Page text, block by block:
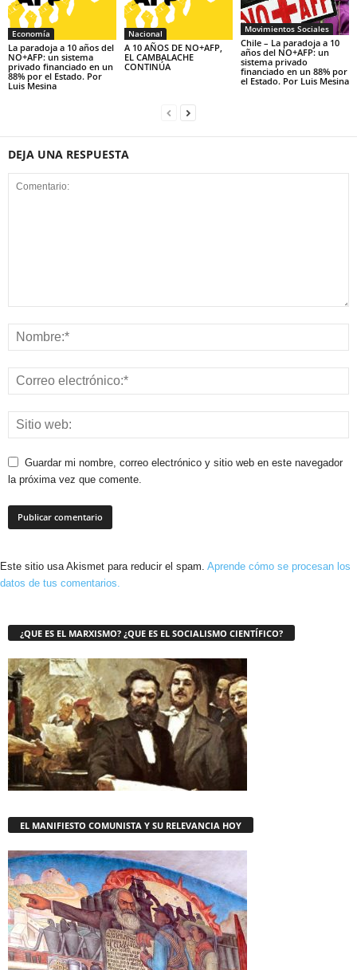
Economía
La paradoja a 10 años del
NO+AFP: un sistema
privado financiado en un
88% por el Estado. Por
Luis Mesina
Nacional
A 10 AÑOS DE NO+AFP,
EL CAMBALACHE
CONTINÚA
Movimientos Sociales
Chile – La paradoja a 10
años del NO+AFP: un
sistema privado
financiado en un 88% por
el Estado. Por Luis Mesina
DEJA UNA RESPUESTA
Guardar mi nombre, correo electrónico y sitio web en este navegador
la próxima vez que comente.
Este sitio usa Akismet para reducir el spam. Aprende cómo se procesan los
datos de tus comentarios.
¿QUE ES EL MARXISMO? ¿QUE ES EL SOCIALISMO CIENTÍFICO?
EL MANIFIESTO COMUNISTA Y SU RELEVANCIA HOY